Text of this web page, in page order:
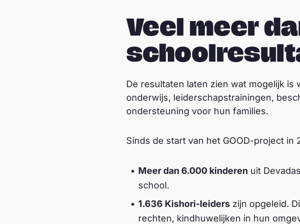
Veel meer
De resultaten laten zien wat mogelijk
onderwijs, leiderschapstrainingen,
ondersteuning voor hun families.
Sinds de start van het GOOD-project in
Meer dan 6.000 kinderen uit
school.
1.636 Kishori-leiders zijn opgeleid.
rechten, kindhuwelijken in hun